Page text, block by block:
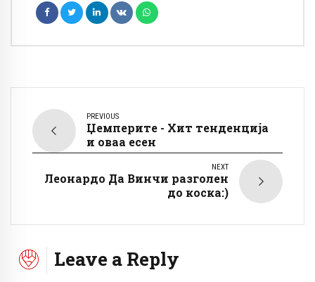
PREVIOUS
Џемперите - Хит тенденција
и оваа есен
NEXT
Леонардо Да Винчи разголен
до коска:)
Leave a Reply